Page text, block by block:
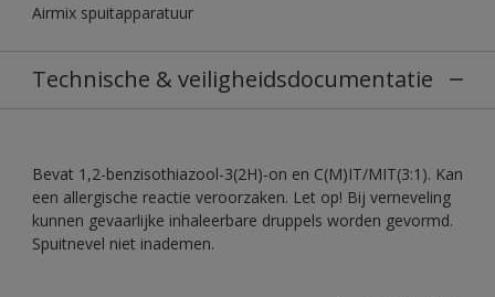
Airmix spuitapparatuur
Technische & veiligheidsdocumentatie
Bevat 1,2-benzisothiazool-3(2H)-on en C(M)IT/MIT(3:1). Kan
een allergische reactie veroorzaken. Let op! Bij verneveling
kunnen gevaarlijke inhaleerbare druppels worden gevormd.
Spuitnevel niet inademen.